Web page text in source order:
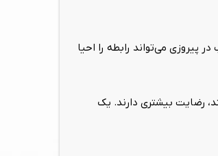
می‌تواند رابطه را احیا
رضایت بیشتری دارند. یک